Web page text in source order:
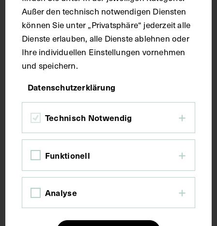
Seitenblatt 38,7 x 26,3 cm
Kurzbeschreibung
Der Text ist die ergänzende Beschreibung in
deutscher Sprache zum anatomischen Wachsmodell
eines weiblichen Beckens.
Außer den technisch notwendigen Diensten
können Sie unter „Privatsphäre“ jederzeit alle
Dienste erlauben, alle Dienste ablehnen oder
Ihre individuellen Einstellungen vornehmen
und speichern.
Datenschutzerklärung
Technisch Notwendig
Funktionell
Analyse